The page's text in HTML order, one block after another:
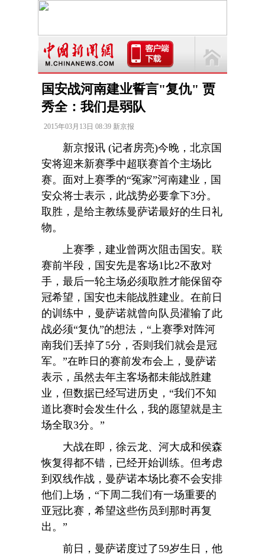
国安战河南建业誓言"复仇" 贾
秀全：我们是弱队
2015年03月13日 08:39 新京报
新京报讯 (记者房亮)今晚，北京国
安将迎来新赛季中超联赛首个主场比
赛。面对上赛季的“冤家”河南建业，国
安众将士表示，此战势必要拿下3分。
取胜，是给主教练曼萨诺最好的生日礼
物。
上赛季，建业曾两次阻击国安。联
赛前半段，国安先是客场1比2不敌对
手，最后一轮主场必须取胜才能保留夺
冠希望，国安也未能战胜建业。在前日
的训练中，曼萨诺就曾向队员灌输了此
战必须“复仇”的想法，“上赛季对阵河
南我们丢掉了5分，否则我们就会是冠
军。”在昨日的赛前发布会上，曼萨诺
表示，虽然去年主客场都未能战胜建
业，但数据已经写进历史，“我们不知
道比赛时会发生什么，我的愿望就是主
场全取3分。”
大战在即，徐云龙、河大成和侯森
恢复得都不错，已经开始训练。但考虑
到双线作战，曼萨诺本场比赛不会安排
他们上场，“下周二我们有一场重要的
亚冠比赛，希望这些伤员到那时再复
出。”
前日，曼萨诺度过了59岁生日，他